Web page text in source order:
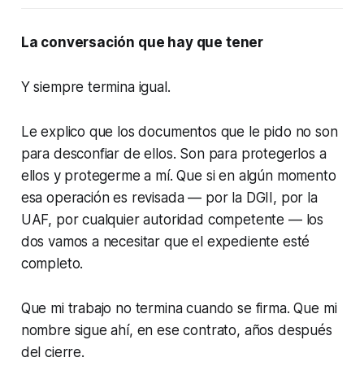
La conversación que hay que tener
Y siempre termina igual.
Le explico que los documentos que le pido no son
para desconfiar de ellos. Son para protegerlos a
ellos y protegerme a mí. Que si en algún momento
esa operación es revisada — por la DGII, por la
UAF, por cualquier autoridad competente — los
dos vamos a necesitar que el expediente esté
completo.
Que mi trabajo no termina cuando se firma. Que mi
nombre sigue ahí, en ese contrato, años después
del cierre.